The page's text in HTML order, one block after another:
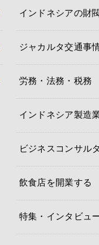
インドネシアの財閥
ジャカルタ交通事
労務・法務・税務
インドネシア製造
ビジネスコンサル
飲食店を開業する
特集・インタビュ